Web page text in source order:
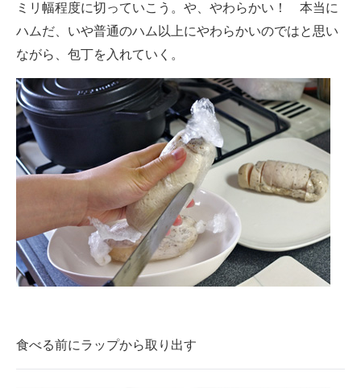
ミリ幅程度に切っていこう。や、やわらかい！ 本当に
ハムだ、いや普通のハム以上にやわらかいのではと思い
ながら、包丁を入れていく。
食べる前にラップから取り出す